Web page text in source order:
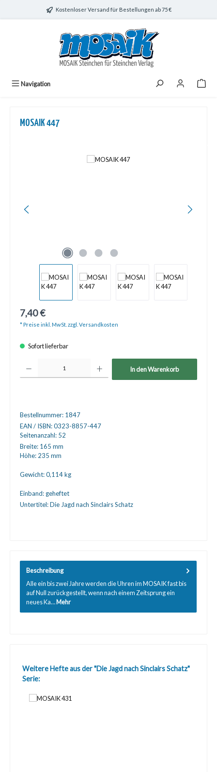
Zum Hauptinhalt springenKostenloser Versand für Bestellungen ab 75 €
Navigation
MOSAIK 447
7,40 €
* Preise inkl. MwSt. zzgl. Versandkosten
Sofort lieferbar
In den Warenkorb
Bestellnummer: 1847
EAN / ISBN:0323-8857-447
Seitenanzahl: 52
Breite: 165 mm
Höhe: 235 mm
Gewicht:0,114 kg
Einband: geheftet
Untertitel:Die Jagd nach Sinclairs Schatz
Beschreibung
Alle ein bis zwei Jahre werden die Uhren im MOSAIK fast bis
auf Null zurückgestellt, wenn nach einem Zeitsprung ein
neues Ka…Mehr
Produktgalerie überspringen
Weitere Hefte aus der "Die Jagd nach Sinclairs Schatz"
Serie: